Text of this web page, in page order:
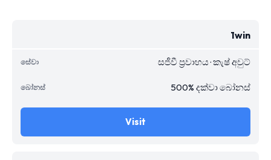
1win
සජීවී ප්‍රවාහය · කැෂ් අවුට්
500% දක්වා බෝනස්
Visit